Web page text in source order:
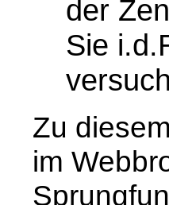
der
Sie
Zu
im